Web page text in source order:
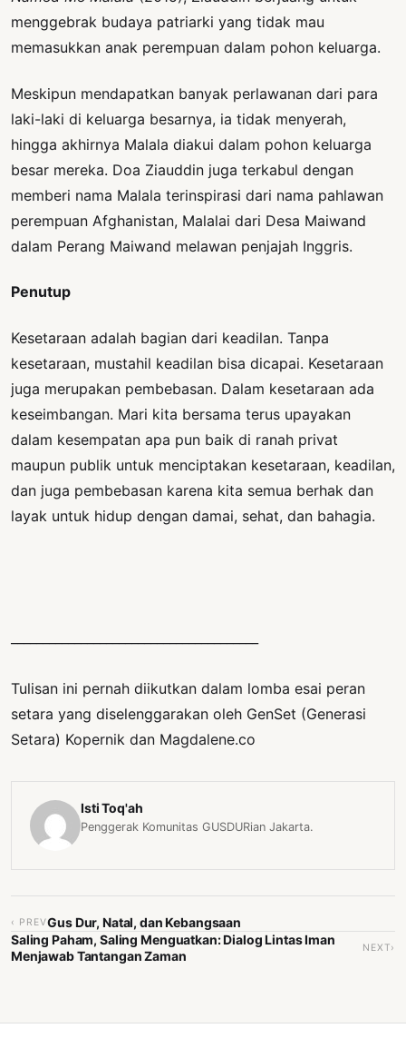
menggebrak budaya patriarki yang tidak mau
memasukkan anak perempuan dalam pohon keluarga.
Meskipun mendapatkan banyak perlawanan dari para
laki-laki di keluarga besarnya, ia tidak menyerah,
hingga akhirnya Malala diakui dalam pohon keluarga
besar mereka. Doa Ziauddin juga terkabul dengan
memberi nama Malala terinspirasi dari nama pahlawan
perempuan Afghanistan, Malalai dari Desa Maiwand
dalam Perang Maiwand melawan penjajah Inggris.
Penutup
Kesetaraan adalah bagian dari keadilan. Tanpa
kesetaraan, mustahil keadilan bisa dicapai. Kesetaraan
juga merupakan pembebasan. Dalam kesetaraan ada
keseimbangan. Mari kita bersama terus upayakan
dalam kesempatan apa pun baik di ranah privat
maupun publik untuk menciptakan kesetaraan, keadilan,
dan juga pembebasan karena kita semua berhak dan
layak untuk hidup dengan damai, sehat, dan bahagia.
Tulisan ini pernah diikutkan dalam lomba esai peran
setara yang diselenggarakan oleh GenSet (Generasi
Setara) Kopernik dan Magdalene.co
Isti Toq'ah
Penggerak Komunitas GUSDURian Jakarta.
‹ PREVGus Dur, Natal, dan Kebangsaan
Saling Paham, Saling Menguatkan: Dialog Lintas Iman
Menjawab Tantangan Zaman
NEXT›